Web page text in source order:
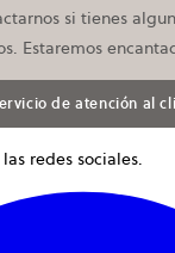
si tienes
Estaremos
de atención al
redes sociales.